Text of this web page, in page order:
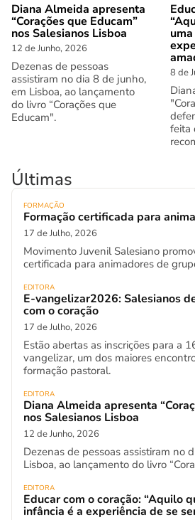
Diana Almeida apresenta
“Corações que Educam”
nos Salesianos Lisboa
12 de Junho, 2026
Dezenas de pessoas
assistiram no dia 8 de junho,
em Lisboa, ao lançamento
do livro “Corações que
Educam".
8 de
feita
Últimas
FORMAÇÃO
Formação certificada para
17 de Julho, 2026
Movimento Juvenil Salesiano
certificada para animadores de
EDITORA
E-vangelizar2026: Salesianos
com o coração
17 de Julho, 2026
Estão abertas as inscrições para a
vangelizar, um dos maiores
formação pastoral.
EDITORA
Diana Almeida apresenta
nos Salesianos Lisboa
12 de Junho, 2026
Dezenas de pessoas assistiram no
Lisboa, ao lançamento do livro
EDITORA
Educar com o coração: “Aquilo
infância é a experiência de se